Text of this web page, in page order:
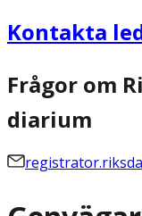
Kontakta
Frågor om
diarium